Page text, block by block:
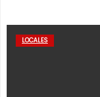
LOCALES